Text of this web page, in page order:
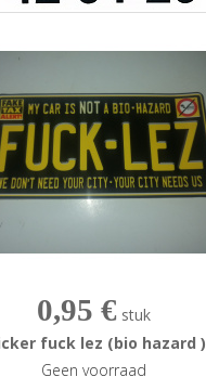
0,95 € stuk
fuck lez (bio hazard )
Geen voorraad